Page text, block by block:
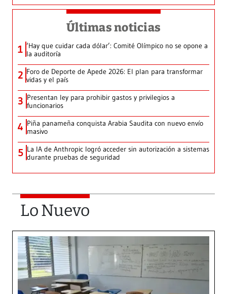
Últimas noticias
1 ‘Hay que cuidar cada dólar’: Comité Olímpico no se opone a
la auditoría
2 Foro de Deporte de Apede 2026: El plan para transformar
vidas y el país
3 Presentan ley para prohibir gastos y privilegios a
funcionarios
4 Piña panameña conquista Arabia Saudita con nuevo envío
masivo
5 La IA de Anthropic logró acceder sin autorización a sistemas
durante pruebas de seguridad
Lo Nuevo